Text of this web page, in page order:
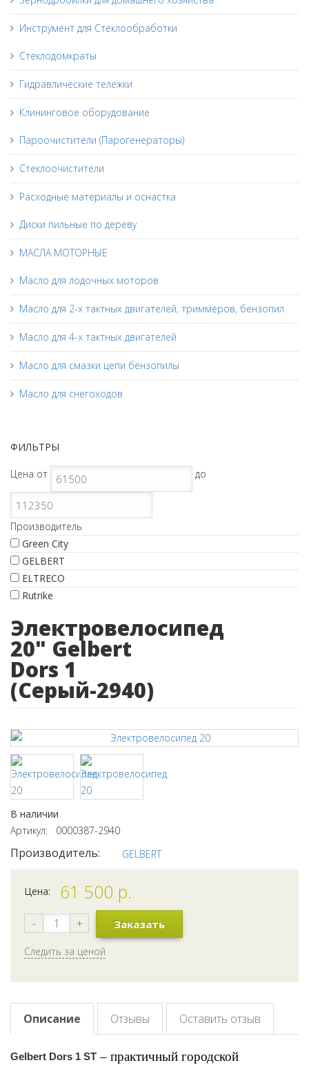
Инструмент для Стеклообработки
Стеклодомкраты
Гидравлические тележки
Клининговое оборудование
Пароочистители (Парогенераторы)
Стеклоочистители
Расходные материалы и оснастка
Диски пильные по дереву
МАСЛА МОТОРНЫЕ
Масло для лодочных моторов
Масло для 2-х тактных двигателей, триммеров, бензопил
Масло для 4-х тактных двигателей
Масло для смазки цепи бензопилы
Масло для снегоходов
ФИЛЬТРЫ
Цена от до
Производитель
Green City
GELBERT
ELTRECO
Rutrike
Электровелосипед
20" Gelbert
Dors 1
(Серый-2940)
В наличии
Артикул: 0000387-2940
Производитель: GELBERT
Цена: 61 500 р.
- + Заказать
Следить за ценой
Описание Отзывы Оставить отзыв
Gelbert Dors 1 ST – практичный городской